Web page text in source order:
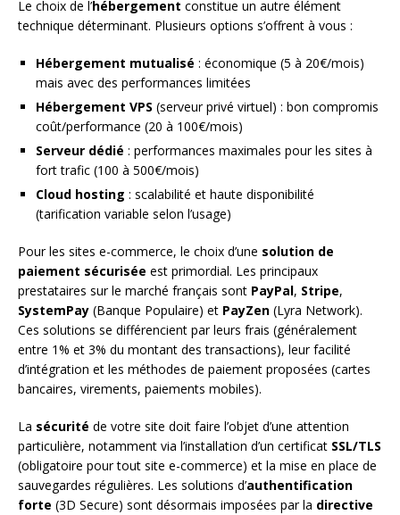
Le choix de l’hébergement constitue un autre élément
technique déterminant. Plusieurs options s’offrent à vous :
Hébergement mutualisé : économique (5 à 20€/mois)
mais avec des performances limitées
Hébergement VPS (serveur privé virtuel) : bon compromis
coût/performance (20 à 100€/mois)
Serveur dédié : performances maximales pour les sites à
fort trafic (100 à 500€/mois)
Cloud hosting : scalabilité et haute disponibilité
(tarification variable selon l’usage)
Pour les sites e-commerce, le choix d’une solution de
paiement sécurisée est primordial. Les principaux
prestataires sur le marché français sont PayPal, Stripe,
SystemPay (Banque Populaire) et PayZen (Lyra Network).
Ces solutions se différencient par leurs frais (généralement
entre 1% et 3% du montant des transactions), leur facilité
d’intégration et les méthodes de paiement proposées (cartes
bancaires, virements, paiements mobiles).
La sécurité de votre site doit faire l’objet d’une attention
particulière, notamment via l’installation d’un certificat SSL/TLS
(obligatoire pour tout site e-commerce) et la mise en place de
sauvegardes régulières. Les solutions d’authentification
forte (3D Secure) sont désormais imposées par la directive